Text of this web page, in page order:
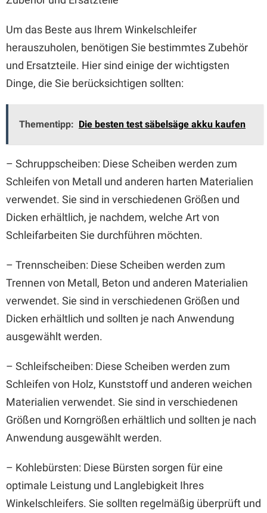
Um das Beste aus Ihrem Winkelschleifer
herauszuholen, benötigen Sie bestimmtes Zubehör
und Ersatzteile. Hier sind einige der wichtigsten
Dinge, die Sie berücksichtigen sollten:
Thementipp: Die besten test säbelsäge akku kaufen
– Schruppscheiben: Diese Scheiben werden zum
Schleifen von Metall und anderen harten Materialien
verwendet. Sie sind in verschiedenen Größen und
Dicken erhältlich, je nachdem, welche Art von
Schleifarbeiten Sie durchführen möchten.
– Trennscheiben: Diese Scheiben werden zum
Trennen von Metall, Beton und anderen Materialien
verwendet. Sie sind in verschiedenen Größen und
Dicken erhältlich und sollten je nach Anwendung
ausgewählt werden.
– Schleifscheiben: Diese Scheiben werden zum
Schleifen von Holz, Kunststoff und anderen weichen
Materialien verwendet. Sie sind in verschiedenen
Größen und Korngrößen erhältlich und sollten je nach
Anwendung ausgewählt werden.
– Kohlebürsten: Diese Bürsten sorgen für eine
optimale Leistung und Langlebigkeit Ihres
Winkelschleifers. Sie sollten regelmäßig überprüft und